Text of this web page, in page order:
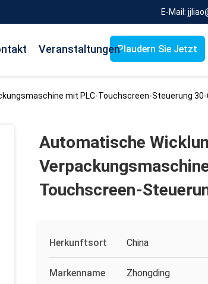
E-Mail:
VeranstaltungenPlaudern Sie Jetzt
mit PLC-Touchscreen-Steuerung
Automatische
Touchscreen-
Herkunftsort China
Markenname Zhongding